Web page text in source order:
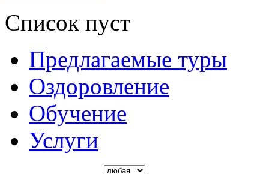
Список пуст
Предлагаемые туры
Оздоровление
Обучение
Услуги